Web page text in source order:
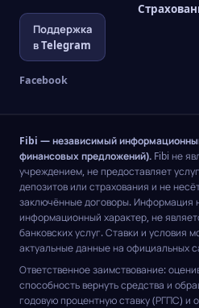
Поддержка
в Telegram
Facebook
Fibi — независимый
финансовых предложений). Fibi не
учреждением, не предоставляет
депозитов или страхования и не
заключённые договоры. Информация
информационный характер, не
банковских услуг. Ставки и условия
актуальные данные на официальных
Ответственное заимствование:
способность вернуть средства и
годовую процентную ставку (РГПС) и